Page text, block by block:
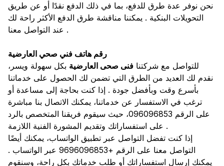
نحن نوفر عدة طرق للدفع، بما في ذلك الدفع نقدًا أو عن طريق
التحويلات البنكية . يمكننا مناقشة طرق الدفع الأكثر راحة لك
عند التواصل معنا .
رقم هاتف فني صحي العارضية
للتواصل مع شركتنا فنى صحى العارضية بكل سهولة ويسر،
نقدم لك العديد من الطرق التي تضمن لك الحصول على خدماتنا
بأسرع وقت وبأفضل جودة . إذا كنت بحاجة إلى مساعدة أو
ترغب في الاستفسار عن خدماتنا، يمكنك الاتصال بنا مباشرة
على الرقم 096096853، حيث سيقوم فريقنا المتخصص بالرد
على استفساراتك وتقديم المشورة الفنية اللازمة .
إذا كنت تفضل التواصل عبر تطبيق الواتساب، يمكنك أيضًا
التواصل معنا على الرقم +9696096853 عبر الواتساب .
يمكنك إرسال استفساراتك أو طلب خدماتك بكل راحة، وسنقوم